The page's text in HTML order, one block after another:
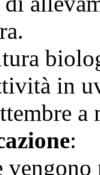
in
a
:
vengono